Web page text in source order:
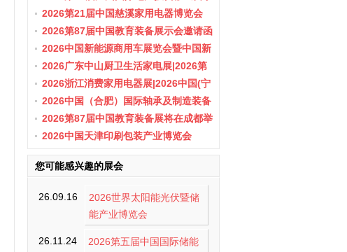
展览会
2026第21届中国慈溪家用电器博览会
2026第87届中国教育装备展示会邀请函
2026中国新能源商用车展览会暨中国新
能源商用车创新发展与产业融合大会
2026广东中山厨卫生活家电展|2026第
37届中国家电交易会（中山家电展）
2026浙江消费家用电器展|2026中国(宁
波)国际电子消费品及家用电器博览会
2026中国（合肥）国际轴承及制造装备
展览会
2026第87届中国教育装备展将在成都举
办
2026中国天津印刷包装产业博览会
您可能感兴趣的展会
26.09.16
2026世界太阳能光伏暨储
能产业博览会
26.11.24
2026第五届中国国际储能